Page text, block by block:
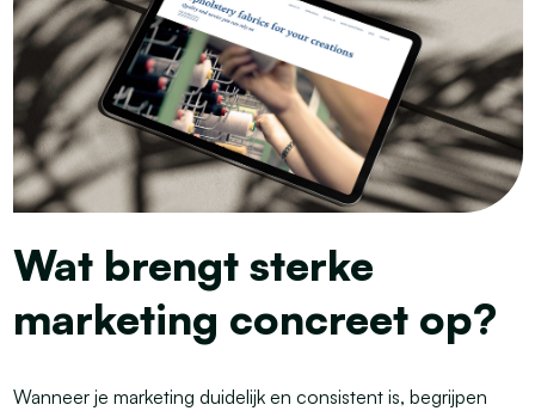
Wat brengt sterke
marketing concreet op?
Wanneer je marketing duidelijk en consistent is, begrijpen